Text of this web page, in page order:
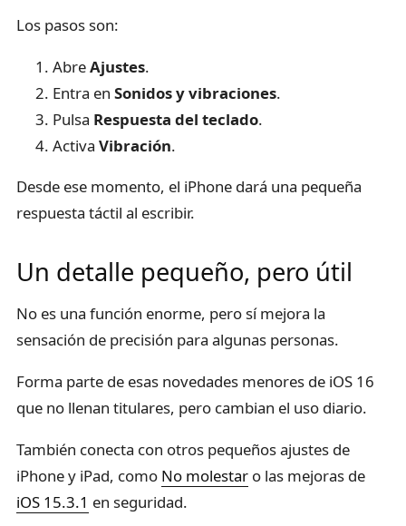
Los pasos son:
AbreAjustes.
Entra en Sonidos y vibraciones.
Pulsa Respuesta del teclado.
Activa Vibración.
Desde ese momento, el iPhone dará una pequeña
respuesta táctil al escribir.
Un detalle pequeño, pero útil
No es una función enorme, pero sí mejora la
sensación de precisión para algunas personas.
Forma parte de esas novedades menores de iOS 16
que no llenan titulares, pero cambian el uso diario.
También conecta con otros pequeños ajustes de
iPhone y iPad, como No molestar o las mejoras de
iOS 15.3.1 en seguridad.